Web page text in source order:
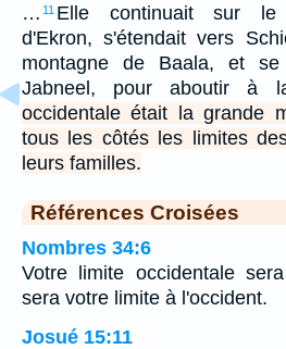
… 11 Elle continuait sur le
d'Ekron, s'étendait vers
montagne de Baala, et se
Jabneel, pour aboutir à
occidentale était la grande
tous les côtés les limites
leurs familles.
Références Croisées
Nombres 34:6
Votre limite occidentale
sera votre limite à l'occident.
Josué 15:11